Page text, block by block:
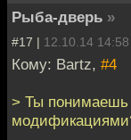
Рыба-дверь »
#17 | 12.10.14 14:58
Кому: Bartz, #4
> Ты